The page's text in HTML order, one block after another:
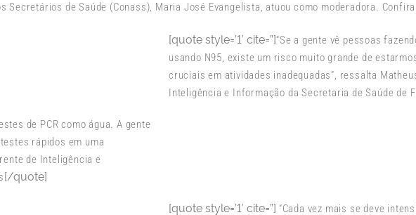
Secretários de Saúde (Conass), Maria José Evangelista, atuou como moderadora.
[quote style=’1′ cite=”]“Se a gente vê pessoas
usando N95, existe um risco muito grande de
cruciais em atividades inadequadas”, ressalta
Inteligência e Informação da Secretaria de Saúde de
de PCR como água. A gente
rápidos em uma
de Inteligência e
[/quote]
[quote style=’1′ cite=”] “Cada vez mais se deve